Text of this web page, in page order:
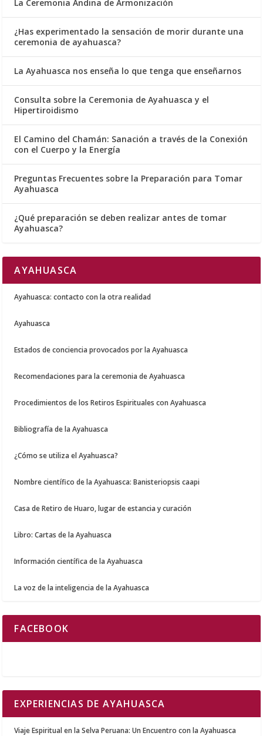
La Ceremonia Andina de Armonización
¿Has experimentado la sensación de morir durante una
ceremonia de ayahuasca?
La Ayahuasca nos enseña lo que tenga que enseñarnos
Consulta sobre la Ceremonia de Ayahuasca y el
Hipertiroidismo
El Camino del Chamán: Sanación a través de la Conexión
con el Cuerpo y la Energía
Preguntas Frecuentes sobre la Preparación para Tomar
Ayahuasca
¿Qué preparación se deben realizar antes de tomar
Ayahuasca?
AYAHUASCA
Ayahuasca: contacto con la otra realidad
Ayahuasca
Estados de conciencia provocados por la Ayahuasca
Recomendaciones para la ceremonia de Ayahuasca
Procedimientos de los Retiros Espirituales con Ayahuasca
Bibliografía de la Ayahuasca
¿Cómo se utiliza el Ayahuasca?
Nombre científico de la Ayahuasca: Banisteriopsis caapi
Casa de Retiro de Huaro, lugar de estancia y curación
Libro: Cartas de la Ayahuasca
Información científica de la Ayahuasca
La voz de la inteligencia de la Ayahuasca
FACEBOOK
EXPERIENCIAS DE AYAHUASCA
Viaje Espiritual en la Selva Peruana: Un Encuentro con la Ayahuasca